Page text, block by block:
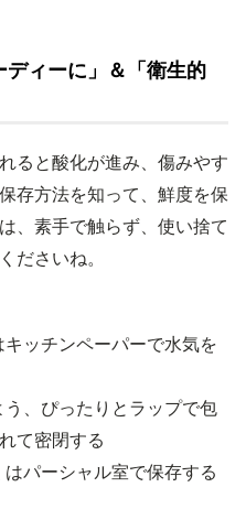
ィーに」＆「衛生的
ると酸化が進み、傷みやす
存方法を知って、鮮度を保
、素手で触らず、使い捨て
ださいね。
ッチンペーパーで水気を
、ぴったりとラップで包
て密閉する
パーシャル室で保存する